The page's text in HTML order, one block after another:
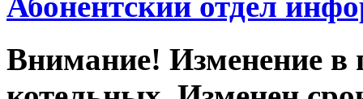
Внимание! Изменение в